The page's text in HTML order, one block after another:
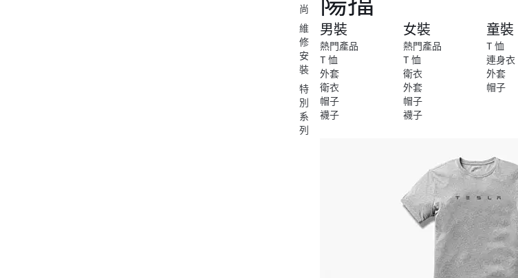
尚
維
修
安
裝
特
別
系
列
男裝
熱門產品
T 恤
外套
衛衣
帽子
襪子
女裝
熱門產品
T 恤
衛衣
外套
帽子
襪子
童裝
T 恤
連身衣
外套
帽子